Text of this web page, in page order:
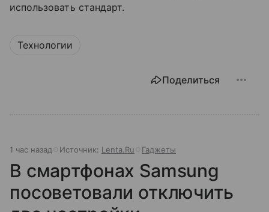
использовать стандарт.
Технологии
Поделиться
1 час назад Источник: Lenta.Ru Гаджеты
В смартфонах Samsung
посоветовали отключить